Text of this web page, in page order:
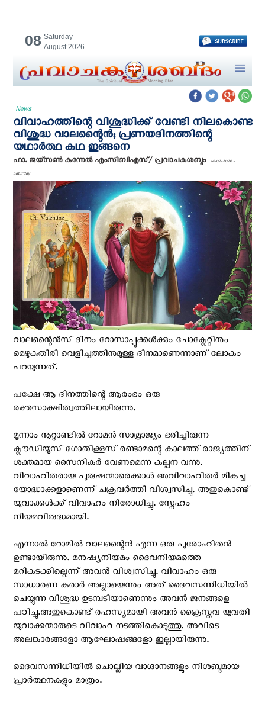
08 Saturday
August 2026
News
വിവാഹത്തിന്റെ വിശുദ്ധിക്ക് വേണ്ടി നിലകൊണ്ട
വിശുദ്ധ വാലന്റൈൻ; പ്രണയദിനത്തിന്റെ
യഥാർത്ഥ കഥ ഇങ്ങനെ
ഫാ. ജയ്സൺ കുന്നേൽ എം‌സി‌ബി‌എസ്/ പ്രവാചകശബ്ദം
14-02-2026 -
Saturday
വാലന്റൈൻസ് ദിനം റോസാപ്പൂക്കൾക്കും ചോക്ലേറ്റിനും
മെഴുകുതിരി വെളിച്ചത്തിനുമുള്ള ദിനമാണെന്നാണ് ലോകം
പറയുന്നത്.
പക്ഷേ ആ ദിനത്തിന്റെ ആരംഭം ഒരു
രക്തസാക്ഷിത്വത്തിലായിരുന്നു.
മൂന്നാം നൂറ്റാണ്ടിൽ റോമൻ സാമ്രാജ്യം ഭരിച്ചിരുന്ന
ക്ലൗഡിയൂസ് ഗോതിക്കൂസ് രണ്ടാമന്റെ കാലത്ത് രാജ്യത്തിന്
ശക്തമായ സൈനികർ വേണമെന്ന കല്പന വന്നു.
വിവാഹിതരായ പുരുഷന്മാരെക്കാൾ അവിവാഹിതർ മികച്ച
യോദ്ധാക്കളാണെന്ന് ചക്രവർത്തി വിശ്വസിച്ചു. അതുകൊണ്ട്
യുവാക്കൾക്ക് വിവാഹം നിരോധിച്ചു. സ്നേഹം
നിയമവിരുദ്ധമായി.
എന്നാൽ റോമിൽ വാലന്റൈൻ എന്ന ഒരു പുരോഹിതൻ
ഉണ്ടായിരുന്നു. മനുഷ്യനിയമം ദൈവനിയമത്തെ
മറികടക്കില്ലെന്ന് അവൻ വിശ്വസിച്ചു. വിവാഹം ഒരു
സാധാരണ കരാർ അല്ലായെന്നും അത് ദൈവസന്നിധിയിൽ
ചെയ്യുന്ന വിശുദ്ധ ഉടമ്പടിയാണെന്നും അവൻ ജനങ്ങളെ
പഠിച്ചു.അതുകൊണ്ട് രഹസ്യമായി അവൻ ക്രൈസ്തവ യുവതി
യുവാക്കന്മാരുടെ വിവാഹ നടത്തികൊടുത്തു. അവിടെ
അലങ്കാരങ്ങളോ ആഘോഷങ്ങളോ ഇല്ലായിരുന്നു.
ദൈവസന്നിധിയിൽ ചൊല്ലിയ വാഗ്ദാനങ്ങളും നിശബ്ദമായ
പ്രാർത്ഥനകളും മാത്രം.